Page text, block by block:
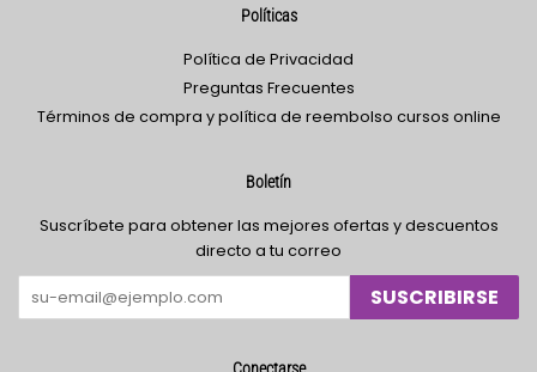
Políticas
Política de Privacidad
Preguntas Frecuentes
Términos de compra y política de reembolso cursos online
Boletín
Suscríbete para obtener las mejores ofertas y descuentos
directo a tu correo
SUSCRIBIRSE